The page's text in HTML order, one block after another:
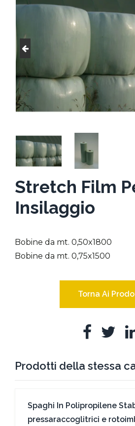
Stretch Film
Insilaggio
Bobine da mt. 0,50x1800
Bobine da mt. 0,75x1500
Torna Ai
Prodotti della stessa
Spaghi In Polipropilene
pressaraccoglitrici e